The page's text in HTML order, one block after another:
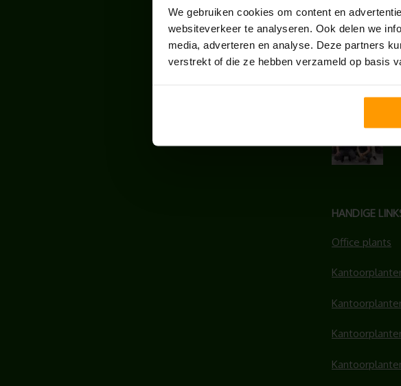
We gebruiken cookies om content en
websiteverkeer te analyseren. Ook delen we
media, adverteren en analyse. Deze partners
verstrekt of die ze hebben verzameld op basis
HANDIGE
Office plants